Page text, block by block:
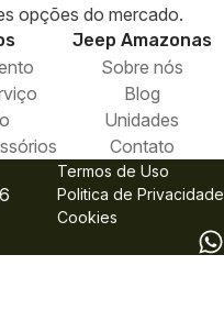
opções do mercado.
Jeep Amazonas
Sobre nós
Blog
Unidades
Contato
Termos de Uso
Politica de Privacidade
Cookies